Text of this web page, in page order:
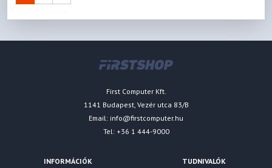
First Computer Kft.
1141 Budapest, Vezér utca 83/B
Email: info@firstcomputer.hu
Tel: +36 1 444-9000
INFORMÁCIÓK TUDNIVALÓK